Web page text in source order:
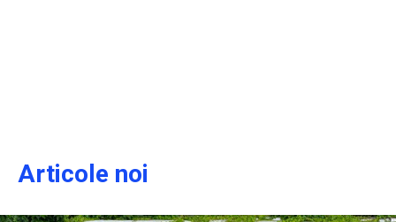
Articole noi